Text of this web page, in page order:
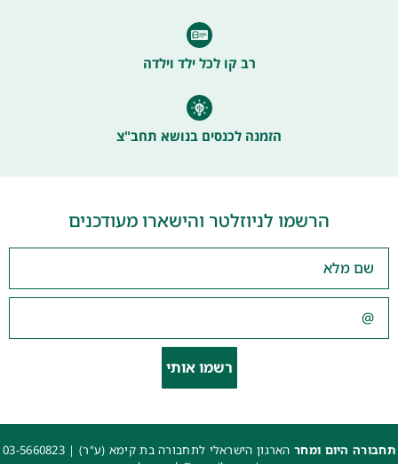
רב קו לכל ילד וילדה
הזמנה לכנסים בנושא תחב"צ
הרשמו לניוזלטר והישארו מעודכנים
רשמו אותי
תחבורה היום ומחרהארגון הישראלי לתחבורה בת קימא (ע"ר) | 03-5660823